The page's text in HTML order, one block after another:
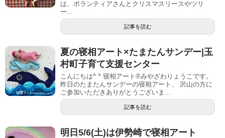
は、ボランティアさんとクリスマスリースやツリ
ー...
記事を読む
夏の寝相アート×たまたんサンデー|玉
村町子育て支援センター
こんにちは^ ^ 寝相アート®︎みやざわりょうこです。
昨日のたまたんサンデーの寝相アート、 沢山の方に
ご参加いただきありがとうございま...
記事を読む
明日5/6(土)は伊勢崎で寝相アート